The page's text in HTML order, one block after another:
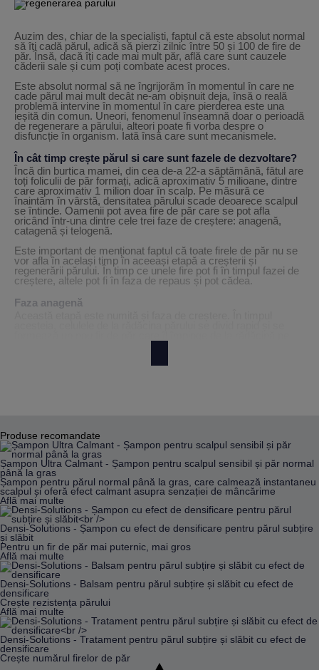
Auzim des, chiar de la specialiști, faptul că este absolut normal
să îți cadă părul, adică să pierzi zilnic între 50 și 100 de fire de
păr. Însă, dacă îți cade mai mult păr, află care sunt cauzele
căderii sale și cum poți combate acest proces.
Este absolut normal să ne îngrijorăm în momentul în care ne
cade părul mai mult decât ne-am obișnuit deja, însă o reală
problemă intervine în momentul în care pierderea este una
ieșită din comun. Uneori, fenomenul înseamnă doar o perioadă
de regenerare a părului, alteori poate fi vorba despre o
disfuncție în organism. Iată însă care sunt mecanismele.
În cât timp crește părul si care sunt fazele de dezvoltare?
Încă din burtica mamei, din cea de-a 22-a săptămână, fătul are
toți foliculii de păr formați, adică aproximativ 5 milioane, dintre
care aproximativ 1 milion doar în scalp. Pe măsură ce
înaintăm în vârstă, densitatea părului scade deoarece scalpul
se întinde. Oamenii pot avea fire de păr care se pot afla
oricând într-una dintre cele trei faze de creștere: anagenă,
catagenă și telogenă.
Este important de menționat faptul că toate firele de păr nu se
vor afla în același timp în aceeași etapă a creșterii și
regenerării părului. În timp ce unele fire pot fi în timpul fazei de
creștere, altele pot fi în faza de repaus și pot cădea.
Faza anagenă
Faza telogenă
Faza telogenă, sau faza de repaus, durează aproximativ 100
de zile, timp în care foliculul se odihnește. În această etapă,
pot cădea intre 25 de 100 de fire de păr pe zi.
Cauzele căderii părului
Sunt multe cauze care pot determina căderea părului, iar
acestea diferă în funcție de organismul fiecărei persoane.
Femeile se pot confrunta cu căderea părului imediat după ce
nasc, în timp ce bărbații își pot pierde mai mult păr din cauza
anumitor boli ori tratamente medicale.
Cauzele interne
pot fi:
Predispoziția genetică, ereditatea;
Factorii hormonali (menopauză,sarcinăetc.);
Vârsta.
Cauzele externe pot fi:
Stres;
Alimentația neadecvată;
Folosirea în exces a produselor de coafare;
Produse recomandate
Șampon Ultra Calmant - Șampon pentru scalpul sensibil și păr normal
până la gras
Șampon pentru părul normal până la gras, care calmează instantaneu
scalpul și oferă efect calmant asupra senzației de mâncărime
Află mai multe
Densi-Solutions - Șampon cu efect de densificare pentru părul subțire
și slăbit
Pentru un fir de păr mai puternic, mai gros
Află mai multe
Densi-Solutions - Balsam pentru părul subțire și slăbit cu efect de
densificare
Crește rezistența părului
Află mai multe
Densi-Solutions - Tratament pentru părul subțire și slăbit cu efect de
densificare
Crește numărul firelor de păr